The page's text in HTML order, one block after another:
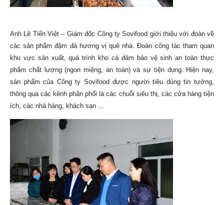
Anh Lê Tiến Việt – Giám đốc Công ty Sovifood giới thiệu với đoàn về
các sản phẩm đậm đà hương vị quê nhà. Đoàn công tác tham quan
khu vực sản xuất, quá trình kho cá đảm bảo vệ sinh an toàn thực
phẩm chất lượng (ngon miệng, an toàn) và sự tiện dụng. Hiện nay,
sản phẩm của Công ty Sovifood được người tiêu dùng tin tưởng,
thông qua các kênh phân phối là các chuỗi siêu thị, các cửa hàng tiện
ích, các nhà hàng, khách sạn …